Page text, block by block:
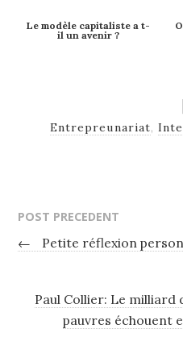
Le modèle capitaliste a t-
il un avenir ?
Entrepreunariat,
POST PRECEDENT
← Petite réflexion
Paul Collier: Le milliard
pauvres échouent